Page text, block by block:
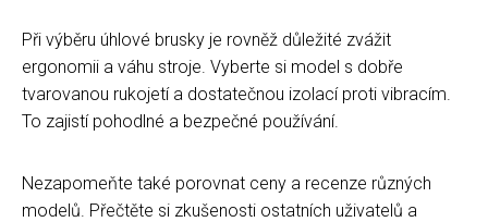
Při výběru úhlové brusky je rovněž důležité zvážit
ergonomii a váhu stroje. Vyberte si model s dobře
tvarovanou rukojetí a dostatečnou izolací proti vibracím.
To zajistí pohodlné a bezpečné používání.
Nezapomeňte také porovnat ceny a recenze různých
modelů. Přečtěte si zkušenosti ostatních uživatelů a